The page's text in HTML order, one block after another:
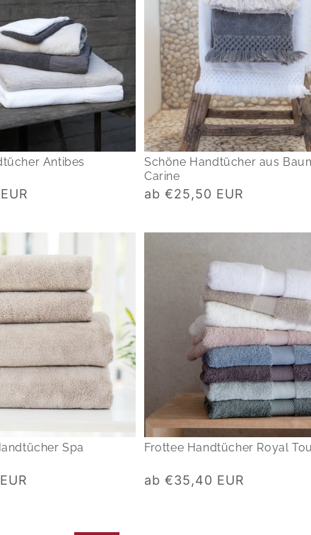
Antibes
Schöne Handtücher aus
Carine
Normaler
ab €25,50 EUR
Spa Frottee Handtücher Royal
Normaler
ab €35,40 EUR